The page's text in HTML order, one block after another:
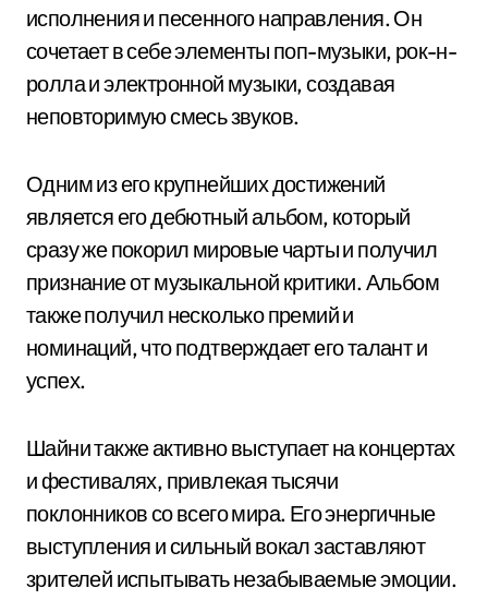
исполнения и песенного направления. Он
сочетает в себе элементы поп-музыки, рок-н-
ролла и электронной музыки, создавая
неповторимую смесь звуков.
Одним из его крупнейших достижений
является его дебютный альбом, который
сразу же покорил мировые чарты и получил
признание от музыкальной критики. Альбом
также получил несколько премий и
номинаций, что подтверждает его талант и
успех.
Шайни также активно выступает на концертах
и фестивалях, привлекая тысячи
поклонников со всего мира. Его энергичные
выступления и сильный вокал заставляют
зрителей испытывать незабываемые эмоции.